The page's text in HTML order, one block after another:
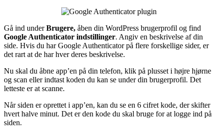
Gå ind underBrugere, åben din WordPress brugerprofil og find
Google Authenticator indstillinger. Angiv en beskrivelse af din
side. Hvis du har Google Authenticator på flere forskellige sider, er
det rart at de har hver deres beskrivelse.
Nu skal du åbne app’en på din telefon, klik på plusset i højre hjørne
og scan eller indtast koden du kan se under din brugerprofil. Det
letteste er at scanne.
Når siden er oprettet i app’en, kan du se en 6 cifret kode, der skifter
hvert halve minut. Det er den kode du skal bruge for at logge ind på
siden.